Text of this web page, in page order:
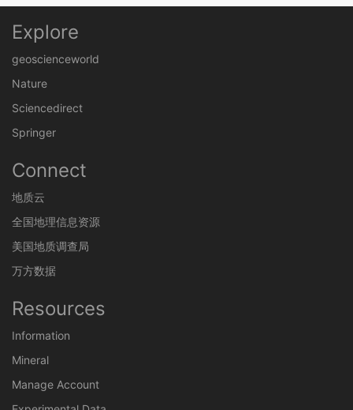
Explore
geoscienceworld
Nature
Sciencedirect
Springer
Connect
地质云
全国地理信息资源
美国地质调查局
万方数据
Resources
Information
Mineral
Manage Account